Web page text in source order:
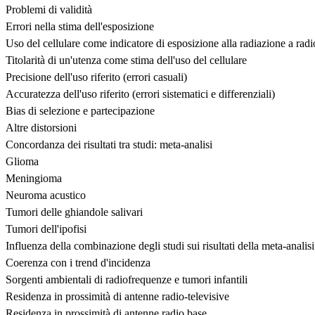
Problemi di validità
Errori nella stima dell'esposizione
Uso del cellulare come indicatore di esposizione alla radiazione a
Titolarità di un'utenza come stima dell'uso del cellulare
Precisione dell'uso riferito (errori casuali)
Accuratezza dell'uso riferito (errori sistematici e differenziali)
Bias di selezione e partecipazione
Altre distorsioni
Concordanza dei risultati tra studi: meta-analisi
Glioma
Meningioma
Neuroma acustico
Tumori delle ghiandole salivari
Tumori dell'ipofisi
Influenza della combinazione degli studi sui risultati della meta-analisi
Coerenza con i trend d'incidenza
Sorgenti ambientali di radiofrequenze e tumori infantili
Residenza in prossimità di antenne radio-televisive